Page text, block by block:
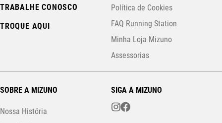
TRABALHE CONOSCO
TROQUE AQUI
Política de Cookies
FAQ Running Station
Minha Loja Mizuno
Assessorias
SOBRE A MIZUNO
Nossa História
SIGA A MIZUNO